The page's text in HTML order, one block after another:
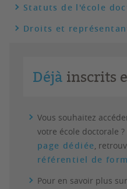
Statuts de l'école
Droits et
Déjà inscrits
Vous souhaitez
votre école doctorale ?
page dédiée,
référentiel de
Pour en savoir plus